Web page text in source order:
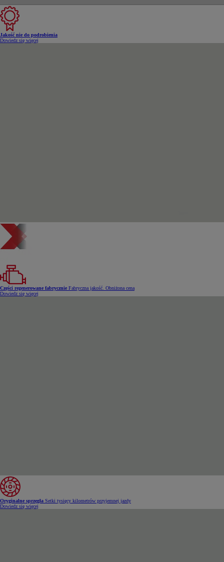
Jakość nie do podrobienia
Dowiedz się więcej
Części regenerowane fabrycznie Fabryczna jakość. Obniżona cena
Dowiedz się więcej
Oryginalne sprzęgła Setki tysięcy kilometrów przyjemnej jazdy
Dowiedz się więcej